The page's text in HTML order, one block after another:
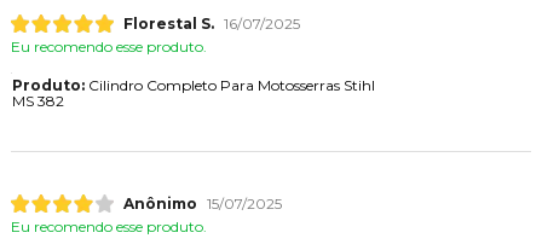
Florestal S. 16/07/2025
Eu recomendo esse produto.
Produto:Cilindro Completo Para Motosserras Stihl
MS 382
Anônimo 15/07/2025
Eu recomendo esse produto.